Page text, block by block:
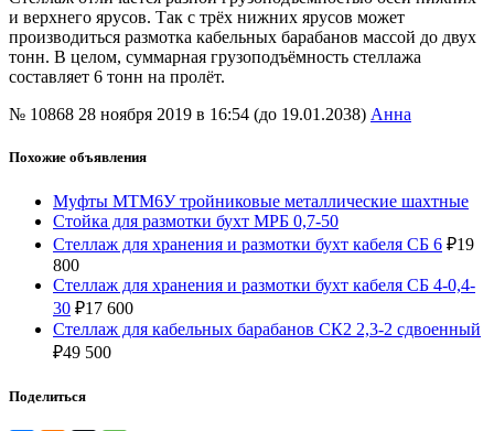
и верхнего ярусов. Так с трёх нижних ярусов может
производиться размотка кабельных барабанов массой до двух
тонн. В целом, суммарная грузоподъёмность стеллажа
составляет 6 тонн на пролёт.
№ 10868 28 ноября 2019 в 16:54 (до 19.01.2038) Анна
Похожие объявления
Муфты МТМ6У тройниковые металлические шахтные
Стойка для размотки бухт МРБ 0,7-50
Стеллаж для хранения и размотки бухт кабеля СБ 6 ₽19
800
Стеллаж для хранения и размотки бухт кабеля СБ 4-0,4-
30 ₽17 600
Стеллаж для кабельных барабанов СК2 2,3-2 сдвоенный
₽49 500
Поделиться